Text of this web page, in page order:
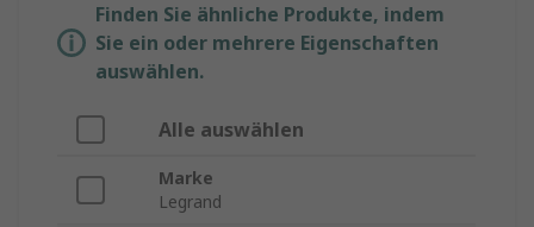
Finden Sie ähnliche Produkte, indem
Sie ein oder mehrere Eigenschaften
auswählen.
Alle auswählen
Marke
Legrand